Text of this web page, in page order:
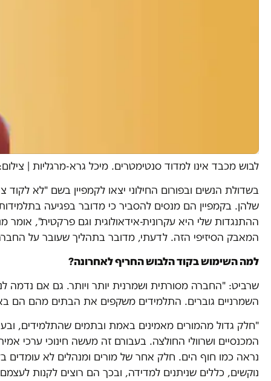
לבוש מכבד אינו למדוד סנטימטרים. מיכל גרא-מרגליות |
בשדולת הנשים ובפורום החילוני יצאו לקמפיין בשם "לא
שלהן. בקמפיין הם מנסים להסביר כי מדובר בפגיעה
המאבק הסיזיפי הזה. לדעתי, מדובר בתהליך שעובר על
למה השימוש בקוד הלבוש החריף לאחרונה?
שרביט: "החברה מסורתית ושמרנית יותר ויותר. גם אם נדמה
השמרניים גוברים. התלמידים משקפים את הבתים מהם הם
"חלק גדול מהמורים מאמינים באמת ובתמים שהתלמידים,
המכנסיים ושרוולי החולצה. בעבורם זה מעשה חינוכי
נראה כמו חוף הים. חלק אחר של מורים ומנהלים לא עומדים
נוקשים, כללים שניתנים למדידה, ובכך הם רוצים לקנות